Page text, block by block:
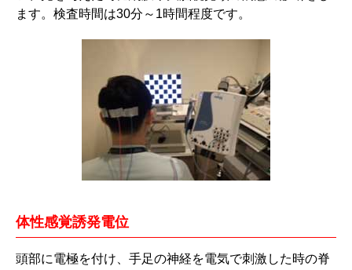
ます。検査時間は30分～1時間程度です。
体性感覚誘発電位
頭部に電極を付け、手足の神経を電気で刺激した時の脊